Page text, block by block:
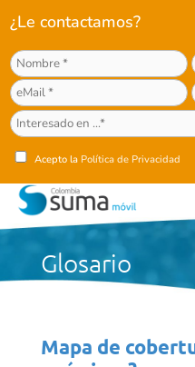
¿Le contactamos?
Acepto la Política de Privacidad
Glosario
Mapa de